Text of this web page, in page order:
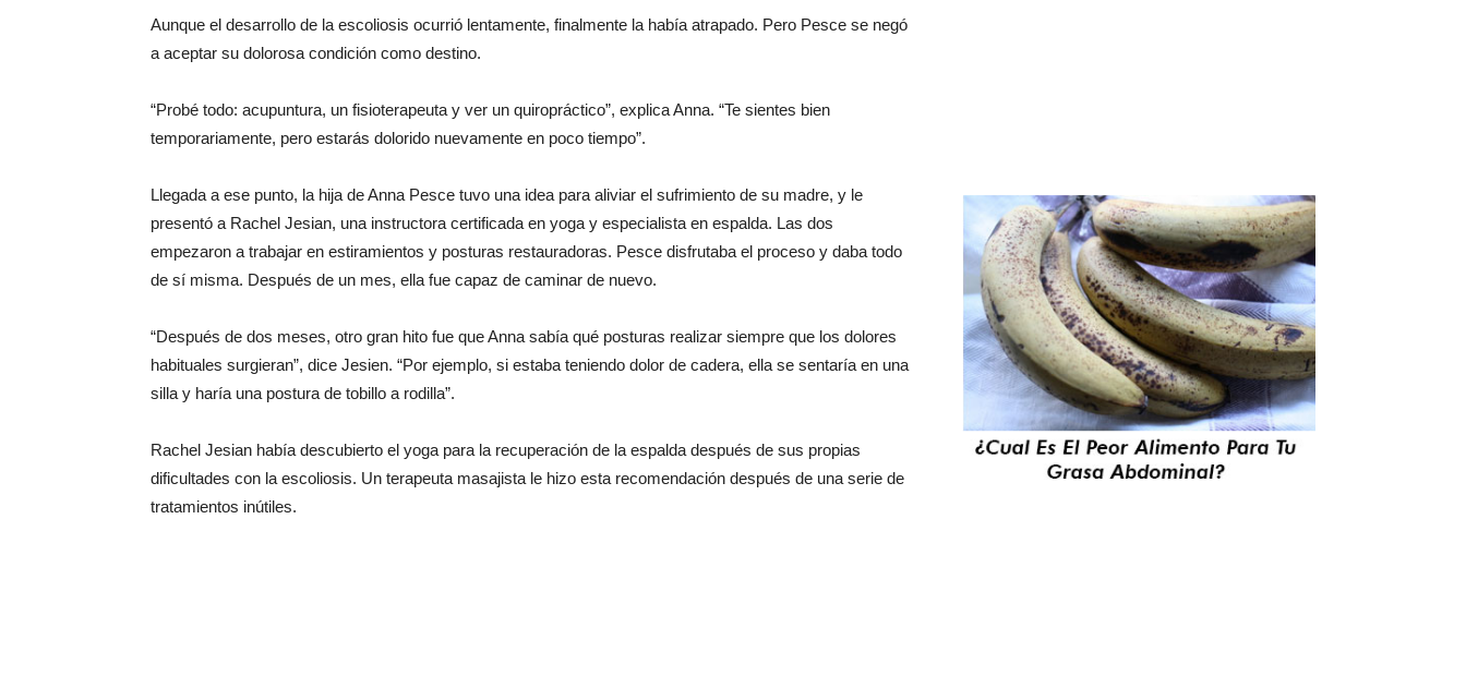
Aunque el desarrollo de la escoliosis ocurrió lentamente, finalmente la había atrapado. Pero Pesce se negó
a aceptar su dolorosa condición como destino.
“Probé todo: acupuntura, un fisioterapeuta y ver un quiropráctico”, explica Anna. “Te sientes bien
temporariamente, pero estarás dolorido nuevamente en poco tiempo”.
Llegada a ese punto, la hija de Anna Pesce tuvo una idea para aliviar el sufrimiento de su madre, y le
presentó a Rachel Jesian, una instructora certificada en yoga y especialista en espalda. Las dos
empezaron a trabajar en estiramientos y posturas restauradoras. Pesce disfrutaba el proceso y daba todo
de sí misma. Después de un mes, ella fue capaz de caminar de nuevo.
“Después de dos meses, otro gran hito fue que Anna sabía qué posturas realizar siempre que los dolores
habituales surgieran”, dice Jesien. “Por ejemplo, si estaba teniendo dolor de cadera, ella se sentaría en una
silla y haría una postura de tobillo a rodilla”.
Rachel Jesian había descubierto el yoga para la recuperación de la espalda después de sus propias
dificultades con la escoliosis. Un terapeuta masajista le hizo esta recomendación después de una serie de
tratamientos inútiles.